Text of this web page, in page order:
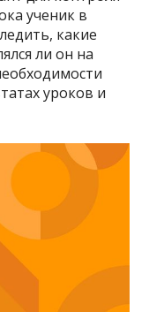
ученик в
какие
ли он на
уроков и